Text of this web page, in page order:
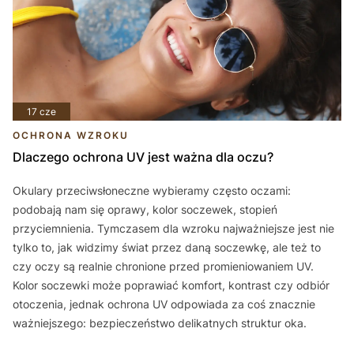
17 cze
OCHRONA WZROKU
Dlaczego ochrona UV jest ważna dla oczu?
Okulary przeciwsłoneczne wybieramy często oczami:
podobają nam się oprawy, kolor soczewek, stopień
przyciemnienia. Tymczasem dla wzroku najważniejsze jest nie
tylko to, jak widzimy świat przez daną soczewkę, ale też to
czy oczy są realnie chronione przed promieniowaniem UV.
Kolor soczewki może poprawiać komfort, kontrast czy odbiór
otoczenia, jednak ochrona UV odpowiada za coś znacznie
ważniejszego: bezpieczeństwo delikatnych struktur oka.